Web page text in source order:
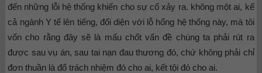
đến những lỗi hệ thống khiến cho sự cố xảy ra. không một ai, kể
cả ngành Y tế lên tiếng, đối diện với lỗ hổng hệ thống này, mà tôi
vốn cho rằng đây sẽ là mấu chốt vấn đề chúng ta phải rút ra
được sau vụ án, sau tai nạn đau thương đó, chứ không phải chỉ
đơn thuần là đổ trách nhiệm đó cho ai, kết tội đó cho ai.